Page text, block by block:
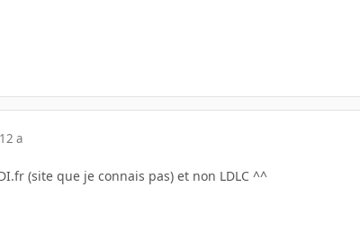
12 a
(site que je connais pas) et non LDLC ^^